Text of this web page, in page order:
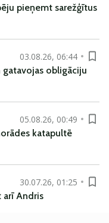
pieņemt sarežģītus
03.08.26, 06:44
obligāciju
05.08.26, 00:49
katapultē
30.07.26, 01:25
arī Andris